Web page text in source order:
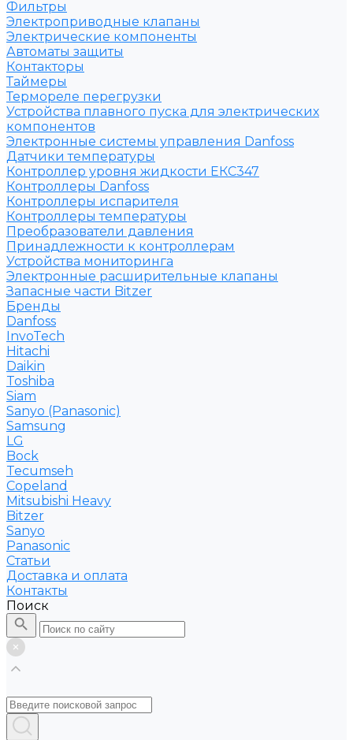
Фильтры
Электроприводные клапаны
Электрические компоненты
Автоматы защиты
Контакторы
Таймеры
Термореле перегрузки
Устройства плавного пуска для электрических
компонентов
Электронные системы управления Danfoss
Датчики температуры
Контроллер уровня жидкости ЕКС347
Контроллеры Danfoss
Контроллеры испарителя
Контроллеры температуры
Преобразователи давления
Принадлежности к контроллерам
Устройства мониторинга
Электронные расширительные клапаны
Запасные части Bitzer
Бренды
Danfoss
InvoTech
Hitachi
Daikin
Toshiba
Siam
Sanyo (Panasonic)
Samsung
LG
Bock
Tecumseh
Copeland
Mitsubishi Heavy
Bitzer
Sanyo
Рanasonic
Статьи
Доставка и оплата
Контакты
Поиск